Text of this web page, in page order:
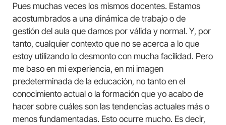
Pues muchas veces los mismos docentes. Estamos
acostumbrados a una dinámica de trabajo o de
gestión del aula que damos por válida y normal. Y, por
tanto, cualquier contexto que no se acerca a lo que
estoy utilizando lo desmonto con mucha facilidad. Pero
me baso en mi experiencia, en mi imagen
predeterminada de la educación, no tanto en el
conocimiento actual o la formación que yo acabo de
hacer sobre cuáles son las tendencias actuales más o
menos fundamentadas. Esto ocurre mucho. Es decir,